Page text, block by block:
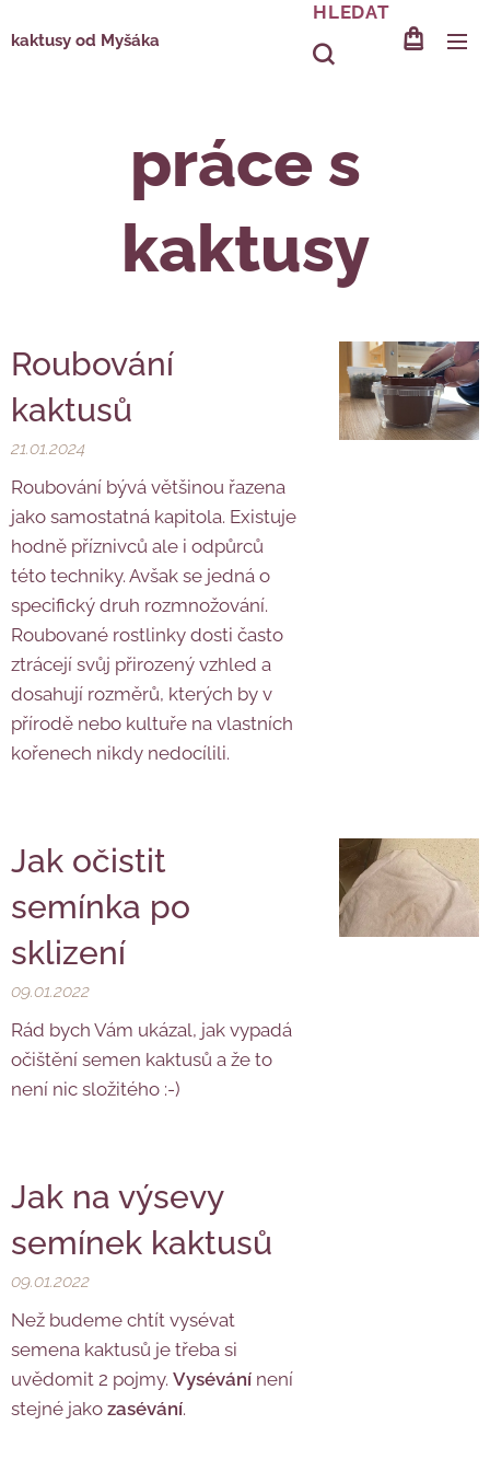
kaktusy od Myšáka
HLEDAT
práce s
kaktusy
Roubování
kaktusů
21.01.2024
Roubování bývá většinou řazena
jako samostatná kapitola. Existuje
hodně příznivců ale i odpůrců
této techniky. Avšak se jedná o
specifický druh rozmnožování.
Roubované rostlinky dosti často
ztrácejí svůj přirozený vzhled a
dosahují rozměrů, kterých by v
přírodě nebo kultuře na vlastních
kořenech nikdy nedocílili.
Jak očistit
semínka po
sklizení
09.01.2022
Rád bych Vám ukázal, jak vypadá
očištění semen kaktusů a že to
není nic složitého :-)
Jak na výsevy
semínek kaktusů
09.01.2022
Než budeme chtít vysévat
semena kaktusů je třeba si
uvědomit 2 pojmy. Vysévání není
stejné jako zasévání.